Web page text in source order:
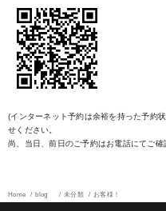
(インターネット予約は余裕を持った予約
せください。
尚、当日、前日のご予約はお電話にてご確
Home blog 未分類 お客様！